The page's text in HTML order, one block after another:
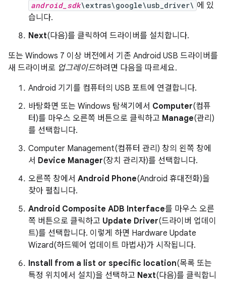
android_sdk\extras\google\usb_driver\ 에 있
습니다.
Next(다음)를 클릭하여 드라이버를 설치합니다.
또는 Windows 7 이상 버전에서 기존 Android USB 드라이버를
새 드라이버로 업그레이드하려면 다음을 따르세요.
Android 기기를 컴퓨터의 USB 포트에 연결합니다.
바탕화면 또는 Windows 탐색기에서 Computer(컴퓨
터)를 마우스 오른쪽 버튼으로 클릭하고 Manage(관리)
를 선택합니다.
Computer Management(컴퓨터 관리) 창의 왼쪽 창에
서 Device Manager(장치 관리자)를 선택합니다.
오른쪽 창에서 Android Phone(Android 휴대전화)을
찾아 펼칩니다.
Android Composite ADB Interface를 마우스 오른
쪽 버튼으로 클릭하고 Update Driver(드라이버 업데이
트)를 선택합니다. 이렇게 하면 Hardware Update
Wizard(하드웨어 업데이트 마법사)가 시작됩니다.
Install from a list or specific location(목록 또는
특정 위치에서 설치)을 선택하고 Next(다음)를 클릭합니